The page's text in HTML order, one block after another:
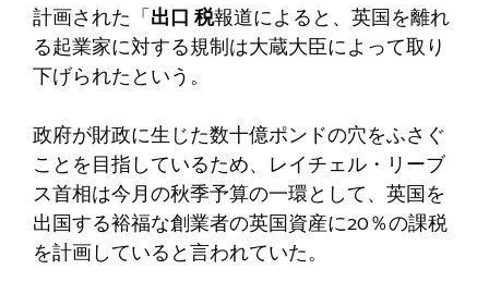
計画された「出口 税報道によると、英国を離れ
る起業家に対する規制は大蔵大臣によって取り
下げられたという。
政府が財政に生じた数十億ポンドの穴をふさぐ
ことを目指しているため、レイチェル・リーブ
ス首相は今月の秋季予算の一環として、英国を
出国する裕福な創業者の英国資産に20％の課税
を計画していると言われていた。